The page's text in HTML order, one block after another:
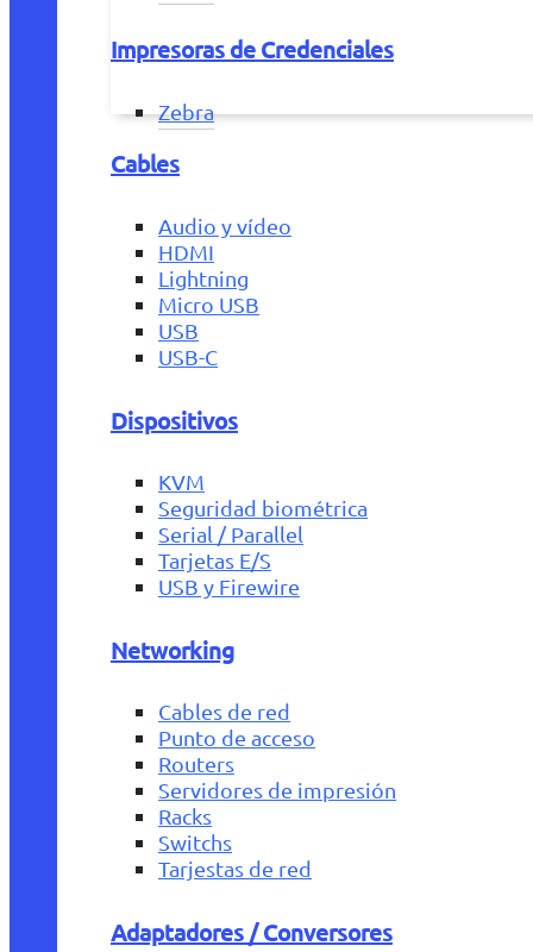
Impresoras de Credenciales
Zebra
Cables
Audio y vídeo
HDMI
Lightning
Micro USB
USB
USB-C
Dispositivos
KVM
Seguridad biométrica
Serial / Parallel
Tarjetas E/S
USB y Firewire
Networking
Cables de red
Punto de acceso
Routers
Servidores de impresión
Racks
Switchs
Tarjestas de red
Adaptadores / Conversores